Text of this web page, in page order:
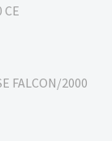
CE
FALCON/2000